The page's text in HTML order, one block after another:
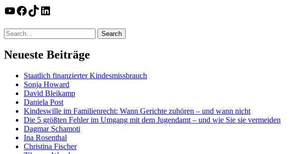
YouTube
Facebook
TikTokLinkedIn
Neueste Beiträge
Staatlich finanzierter Kindesmissbrauch
Sonja Howard
David Bleikamp
Daniela Post
Kindeswille im Familienrecht: Wann Gerichte zuhören – und wann nicht
Die 5 größten Fehler im Umgang mit dem Jugendamt – und wie Sie sie vermeiden
Dagmar Schamoti
Ina Rosenthal
Christina Fischer